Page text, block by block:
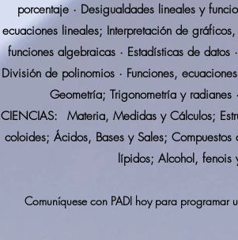
porcentaje · Desigualdades lineales y
ecuaciones lineales; Interpretación de
funciones algebraicas · Estadísticas de
División de polinomios · Funciones,
Geometría; Trigonometría y radianes
CIENCIAS:
Materia, Medidas y Cálculos;
coloides; Ácidos, Bases y Sales; Compuestos
lípidos; Alcohol, fenois
Comuníquese con PADI hoy para